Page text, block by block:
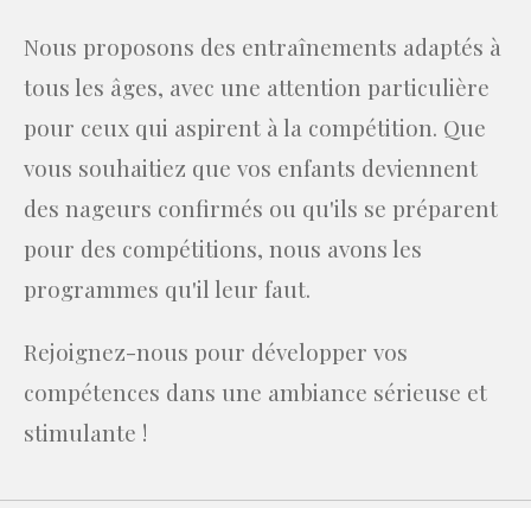
Nous proposons des entraînements adaptés à
tous les âges, avec une attention particulière
pour ceux qui aspirent à la compétition. Que
vous souhaitiez que vos enfants deviennent
des nageurs confirmés ou qu'ils se préparent
pour des compétitions, nous avons les
programmes qu'il leur faut.
Rejoignez-nous pour développer vos
compétences dans une ambiance sérieuse et
stimulante !